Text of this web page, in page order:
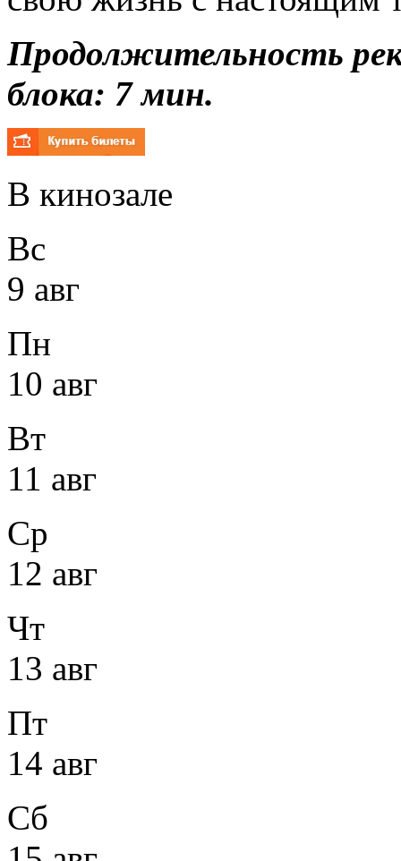
Продолжительность
блока: 7 мин.
В кинозале
Вс
9 авг
Пн
10 авг
Вт
11 авг
Ср
12 авг
Чт
13 авг
Пт
14 авг
Сб